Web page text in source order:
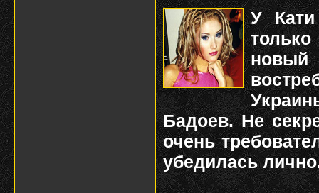
У
новый
Бадоев. Не
очень
убедилась